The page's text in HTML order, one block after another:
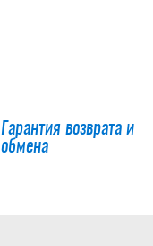
Гарантия возврата и
обмена